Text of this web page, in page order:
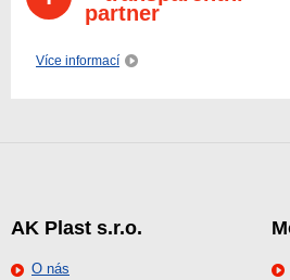
partner
Více informací
AK Plast s.r.o.
O nás